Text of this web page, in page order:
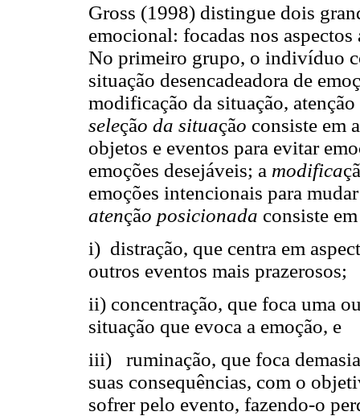
Gross (1998) distingue dois
emocional: focadas nos aspectos
No primeiro grupo, o indivíduo
situação desencadeadora de
modificação da situação,
seleção da situação consiste em
objetos e eventos para evitar
emoções desejáveis; a modificaçã
emoções intencionais para
atenção posicionada consiste
i) distração, que centra em
outros eventos mais prazerosos;
ii) concentração, que foca uma
situação que evoca a emoção, e
iii) ruminação, que foca
suas consequências, com o
sofrer pelo evento, fazendo-o